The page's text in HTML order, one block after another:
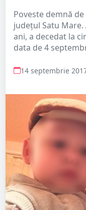
Poveste demnă
județul Satu Mare.
ani, a decedat la
data de 4
14 septembrie